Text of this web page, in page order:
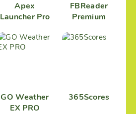
Apex
Launcher Pro
FBReader
Premium
GO Weather
EX PRO
365Scores